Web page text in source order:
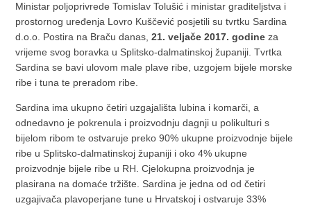
Ministar poljoprivrede Tomislav Tolušić i ministar graditeljstva i
prostornog uređenja Lovro Kuščević posjetili su tvrtku Sardina
d.o.o. Postira na Braču danas,21. veljače 2017. godine za
vrijeme svog boravka u Splitsko-dalmatinskoj županiji. Tvrtka
Sardina se bavi ulovom male plave ribe, uzgojem bijele morske
ribe i tuna te preradom ribe.
Sardina ima ukupno četiri uzgajališta lubina i komarči, a
odnedavno je pokrenula i proizvodnju dagnji u polikulturi s
bijelom ribom te ostvaruje preko 90% ukupne proizvodnje bijele
ribe u Splitsko-dalmatinskoj županiji i oko 4% ukupne
proizvodnje bijele ribe u RH. Cjelokupna proizvodnja je
plasirana na domaće tržište. Sardina je jedna od od četiri
uzgajivača plavoperjane tune u Hrvatskoj i ostvaruje 33%